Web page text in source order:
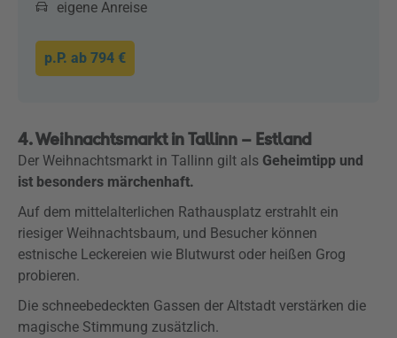
eigene Anreise
p.P. ab 794 €
4. Weihnachtsmarkt in Tallinn – Estland
Der Weihnachtsmarkt in Tallinn gilt als Geheimtipp und
ist besonders märchenhaft.
Auf dem mittelalterlichen Rathausplatz erstrahlt ein
riesiger Weihnachtsbaum, und Besucher können
estnische Leckereien wie Blutwurst oder heißen Grog
probieren.
Die schneebedeckten Gassen der Altstadt verstärken die
magische Stimmung zusätzlich.